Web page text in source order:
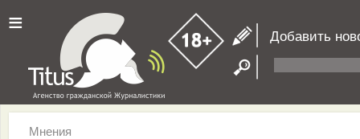
≡ Добавить
Мнения